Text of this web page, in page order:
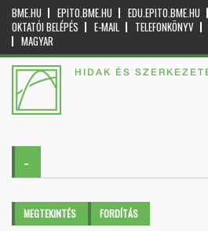
BME.HU EPITO.BME.HU EDU.EPITO.BME.HU
OKTATÓI BELÉPÉS
E-MAIL TELEFONKÖNYV
MAGYAR
HIDAK ÉS
-
Elsődleges fülek
MEGTEKINTÉS (AKTÍVFORDÍTÁS